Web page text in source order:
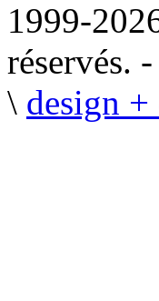
1999-
réservés. -
\ design +